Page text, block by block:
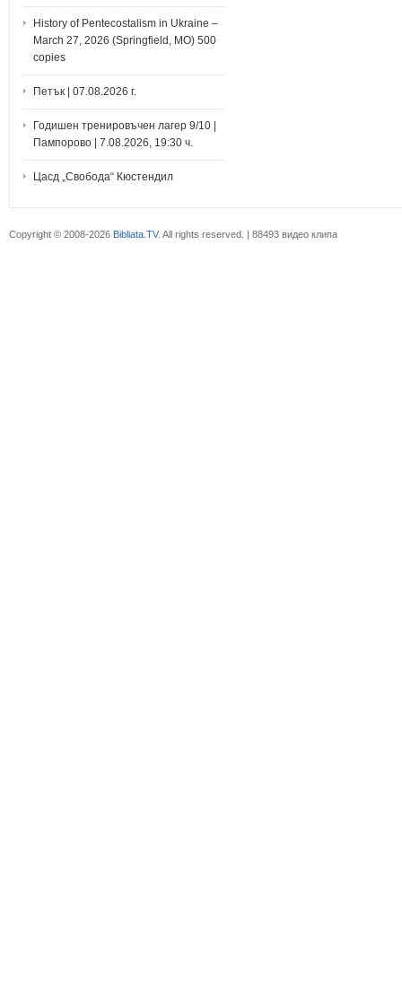
History of Pentecostalism in Ukraine –
March 27, 2026 (Springfield, MO) 500
copies
Петък | 07.08.2026 г.
Годишен тренировъчен лагер 9/10 |
Пампорово | 7.08.2026, 19:30 ч.
Цасд „Свобода“ Кюстендил
Copyright © 2008-2026 Bibliata.TV. All rights reserved. | 88493 видео клипа